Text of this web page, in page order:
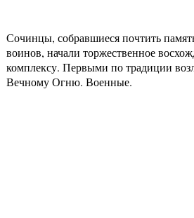
Сочинцы, собравшиеся почтить
воинов, начали торжественное
комплексу. Первыми по традиции
Вечному Огню. Военные.